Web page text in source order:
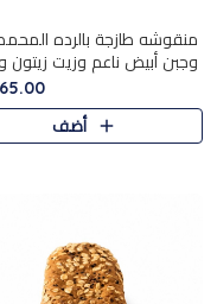
منقوشه طازجة بالرده
وجبن أبيض ناعم وزيت زيتون
مباشرة من الفرن.الرده مع
الجبن فوق عجينة طازجة.
65.00 جنيه
أضف